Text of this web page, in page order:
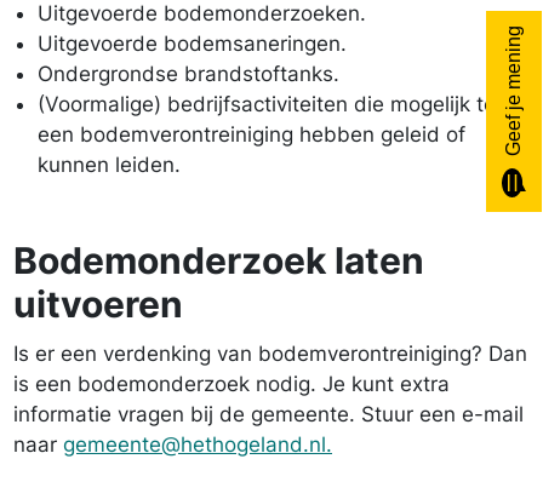
Uitgevoerde bodemonderzoeken.
Uitgevoerde bodemsaneringen.
Ondergrondse brandstoftanks.
(Voormalige) bedrijfsactiviteiten die mogelijk tot
een bodemverontreiniging hebben geleid of
kunnen leiden.
Bodemonderzoek laten
uitvoeren
Is er een verdenking van bodemverontreiniging? Dan
is een bodemonderzoek nodig. Je kunt extra
informatie vragen bij de gemeente. Stuur een e-mail
naar gemeente@hethogeland.nl.
Geef je mening